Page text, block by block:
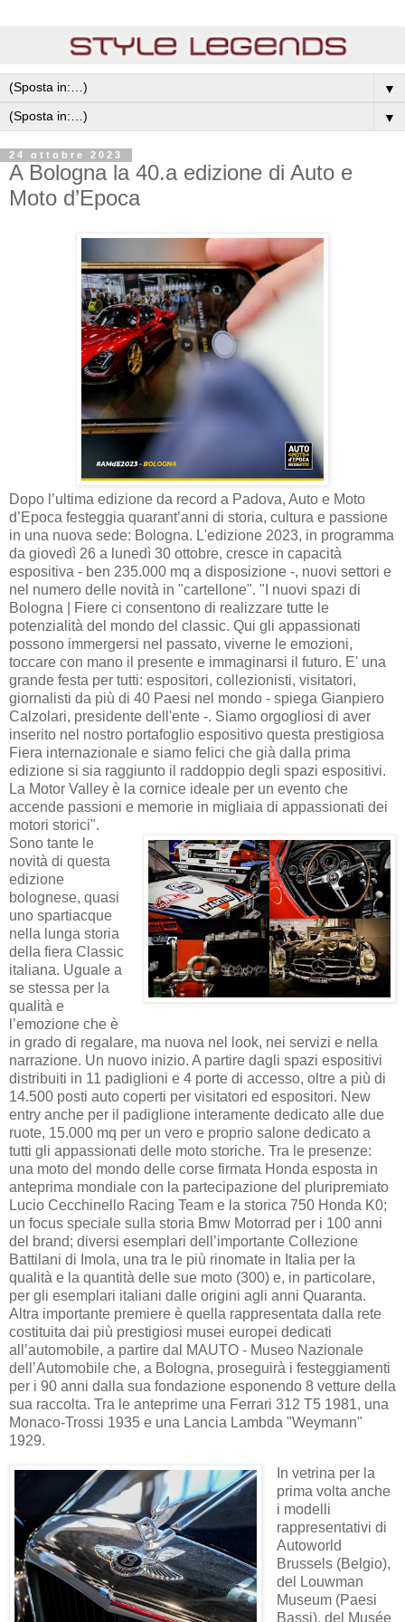
▼
▼
24 ottobre 2023
A Bologna la 40.a edizione di Auto e
Moto d’Epoca
Dopo l’ultima edizione da record a Padova, Auto e Moto
d’Epoca festeggia quarant’anni di storia, cultura e passione
in una nuova sede: Bologna. L'edizione 2023, in programma
da giovedì 26 a lunedì 30 ottobre, cresce in capacità
espositiva - ben 235.000 mq a disposizione -, nuovi settori e
nel numero delle novità in "cartellone". "I nuovi spazi di
Bologna | Fiere ci consentono di realizzare tutte le
potenzialità del mondo del classic. Qui gli appassionati
possono immergersi nel passato, viverne le emozioni,
toccare con mano il presente e immaginarsi il futuro. E' una
grande festa per tutti: espositori, collezionisti, visitatori,
giornalisti da più di 40 Paesi nel mondo - spiega Gianpiero
Calzolari, presidente dell'ente -. Siamo orgogliosi di aver
inserito nel nostro portafoglio espositivo questa prestigiosa
Fiera internazionale e siamo felici che già dalla prima
edizione si sia raggiunto il raddoppio degli spazi espositivi.
La Motor Valley è la cornice ideale per un evento che
accende passioni e memorie in migliaia di appassionati dei
motori storici".
Sono tante le
novità di questa
edizione
bolognese, quasi
uno spartiacque
nella lunga storia
della fiera Classic
italiana. Uguale a
se stessa per la
qualità e
l’emozione che è
in grado di regalare, ma nuova nel look, nei servizi e nella
narrazione. Un nuovo inizio. A partire dagli spazi espositivi
distribuiti in 11 padiglioni e 4 porte di accesso, oltre a più di
14.500 posti auto coperti per visitatori ed espositori. New
entry anche per il padiglione interamente dedicato alle due
ruote, 15.000 mq per un vero e proprio salone dedicato a
tutti gli appassionati delle moto storiche. Tra le presenze:
una moto del mondo delle corse firmata Honda esposta in
anteprima mondiale con la partecipazione del pluripremiato
Lucio Cecchinello Racing Team e la storica 750 Honda K0;
un focus speciale sulla storia Bmw Motorrad per i 100 anni
del brand; diversi esemplari dell’importante Collezione
Battilani di Imola, una tra le più rinomate in Italia per la
qualità e la quantità delle sue moto (300) e, in particolare,
per gli esemplari italiani dalle origini agli anni Quaranta.
Altra importante premiere è quella rappresentata dalla rete
costituita dai più prestigiosi musei europei dedicati
all’automobile, a partire dal MAUTO - Museo Nazionale
dell’Automobile che, a Bologna, proseguirà i festeggiamenti
per i 90 anni dalla sua fondazione esponendo 8 vetture della
sua raccolta. Tra le anteprime una Ferrari 312 T5 1981, una
Monaco-Trossi 1935 e una Lancia Lambda "Weymann"
1929.
In vetrina per la
prima volta anche
i modelli
rappresentativi di
Autoworld
Brussels (Belgio),
del Louwman
Museum (Paesi
Bassi), del Musée